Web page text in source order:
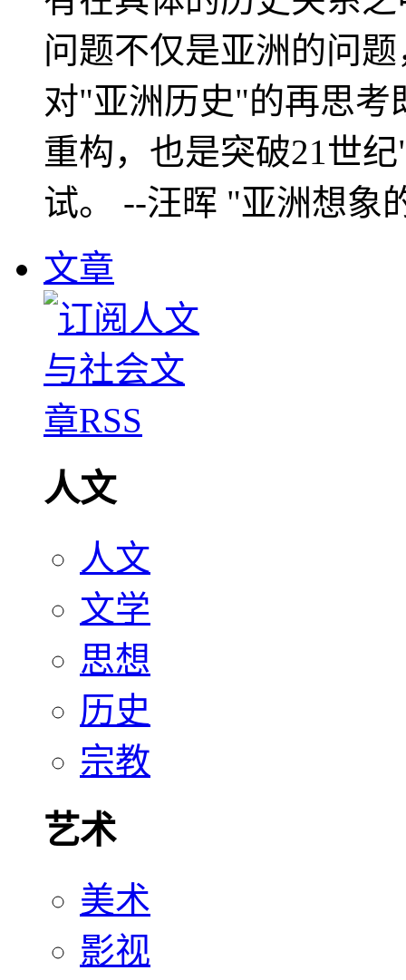
问题不仅是亚洲的问
对"亚洲历史"的再思考
重构，也是突破21世
试。 --汪晖 "亚洲想象
文章
人文
人文
文学
思想
历史
宗教
艺术
美术
影视